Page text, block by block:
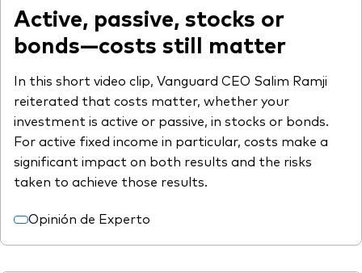
Active, passive, stocks or
bonds—costs still matter
In this short video clip, Vanguard CEO Salim Ramji
reiterated that costs matter, whether your
investment is active or passive, in stocks or bonds.
For active fixed income in particular, costs make a
significant impact on both results and the risks
taken to achieve those results.
Opinión de Experto